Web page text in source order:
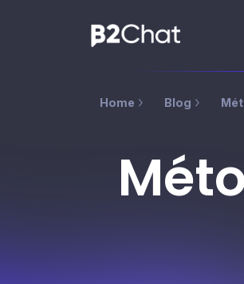
Home Blog